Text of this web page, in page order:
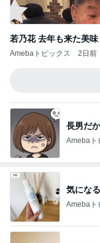
若乃花 去年も来た美
Amebaトピックス 2日前
長男だ
Amebaト
気にな
Amebaト